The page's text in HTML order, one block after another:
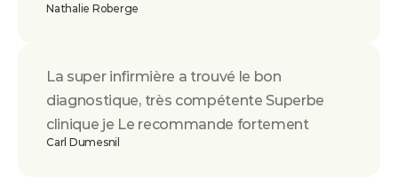
La super infirmière a trouvé le bon
diagnostique, très compétente Superbe
clinique je Le recommande fortement
Carl Dumesnil
Nathalie Roberge